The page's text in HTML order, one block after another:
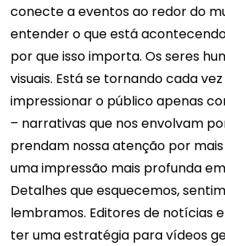
conecte a eventos ao redor do
entender o que está
por que isso importa. Os seres
visuais. Está se tornando cada
impressionar o público apenas
– narrativas que nos envolvam
prendam nossa atenção por
uma impressão mais profunda
Detalhes que esquecemos,
lembramos. Editores de notícias
ter uma estratégia para vídeos